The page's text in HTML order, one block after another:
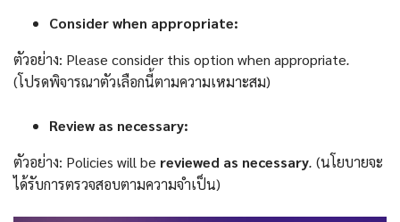
Consider when appropriate:
ตัวอย่าง: Please consider this option when appropriate.
(โปรดพิจารณาตัวเลือกนี้ตามความเหมาะสม)
Review as necessary:
ตัวอย่าง: Policies will be reviewed as necessary. (นโยบายจะ
ได้รับการตรวจสอบตามความจำเป็น)